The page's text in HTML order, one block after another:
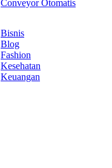
Conveyor Otomatis
Bisnis
Blog
Fashion
Kesehatan
Keuangan